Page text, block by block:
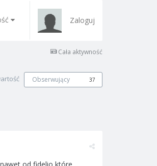
Zaloguj
Cała aktywność
Obserwujący 37